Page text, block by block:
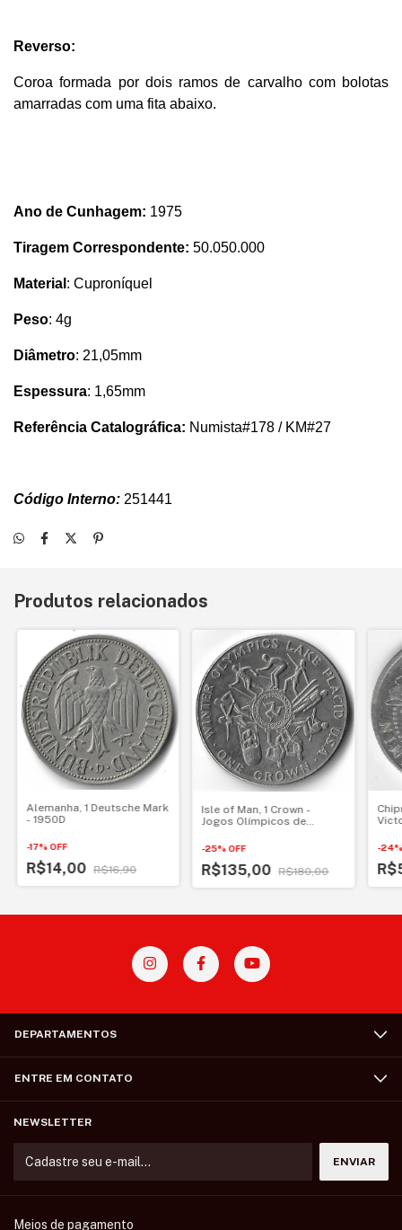
Reverso:
Coroa formada por dois ramos de carvalho com bolotas
amarradas com uma fita abaixo.
Ano de Cunhagem: 1975
Tiragem Correspondente: 50.050.000
Material : Cuproníquel
Peso: 4g
Diâmetro: 21,05mm
Espessura: 1,65mm
Referência Catalográfica: Numista#178 / KM#27
Código Interno: 251441
Produtos relacionados
Alemanha, 1 Deutsche Mark
- 1950D
-17%OFF
R$14,00 R$16,90
Isle of Man, 1 Crown -
Jogos Olímpicos de
-25%OFF
R$135,00 R$180,00
-24
DEPARTAMENTOS
ENTRE EM CONTATO
NEWSLETTER
Meios de pagamento